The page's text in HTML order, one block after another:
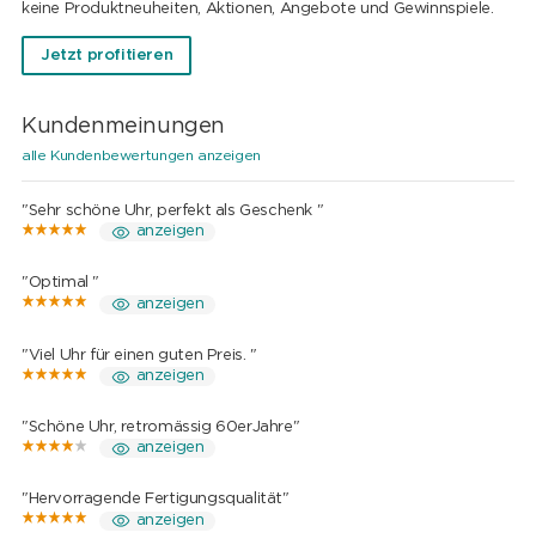
keine Produktneuheiten, Aktionen, Angebote und Gewinnspiele.
Jetzt profitieren
Kundenmeinungen
alle Kundenbewertungen anzeigen
"Sehr schöne Uhr, perfekt als Geschenk "
anzeigen
"Optimal "
anzeigen
"Viel Uhr für einen guten Preis. "
anzeigen
"Schöne Uhr, retromässig 60erJahre"
anzeigen
"Hervorragende Fertigungsqualität"
anzeigen